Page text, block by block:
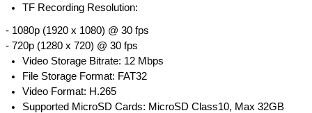
TF Recording Resolution:
- 1080p (1920 x 1080) @ 30 fps
- 720p (1280 x 720) @ 30 fps
Video Storage Bitrate: 12 Mbps
File Storage Format: FAT32
Video Format: H.265
Supported MicroSD Cards: MicroSD Class10, Max 32GB